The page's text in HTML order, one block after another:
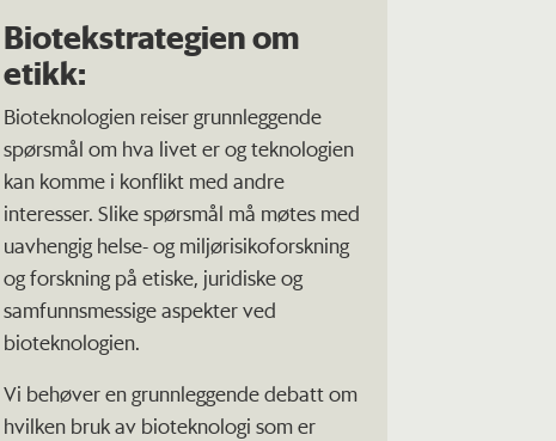
Biotekstrategien om
etikk:
Bioteknologien reiser grunnleggende
spørsmål om hva livet er og teknologien
kan komme i konflikt med andre
interesser. Slike spørsmål må møtes med
uavhengig helse- og miljørisikoforskning
og forskning på etiske, juridiske og
samfunnsmessige aspekter ved
bioteknologien.
Vi behøver en grunnleggende debatt om
hvilken bruk av bioteknologi som er